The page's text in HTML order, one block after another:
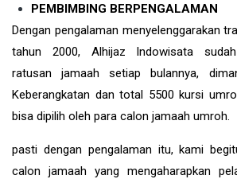
PEMBIMBING BERPENGALAMAN
Dengan pengalaman menyelenggarakan
tahun 2000, Alhijaz Indowisata sudah
ratusan jamaah setiap bulannya,
Keberangkatan dan total 5500 kursi
bisa dipilih oleh para calon jamaah umroh.
pasti dengan pengalaman itu, kami
calon jamaah yang mengaharapkan